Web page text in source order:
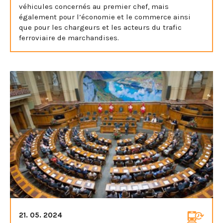
véhicules concernés au premier chef, mais
également pour l’économie et le commerce ainsi
que pour les chargeurs et les acteurs du trafic
ferroviaire de marchandises.
21. 05. 2024